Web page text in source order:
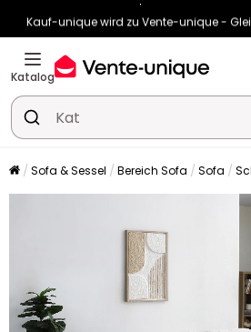
Kauf-unique wird zu Vente-unique -
-10% ab €400 mitHEAT10auf
Noch:
Katalog
Sofa & Sessel Bereich Sofa Sofa